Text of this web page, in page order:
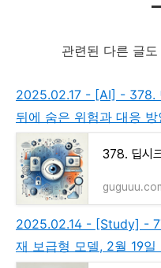
관련된 다른 글
2025.02.17 - [AI] - 378.
뒤에 숨은 위험과 대응 방
2025.02.14 - [Study] -
재 보급형 모델, 2월 19일